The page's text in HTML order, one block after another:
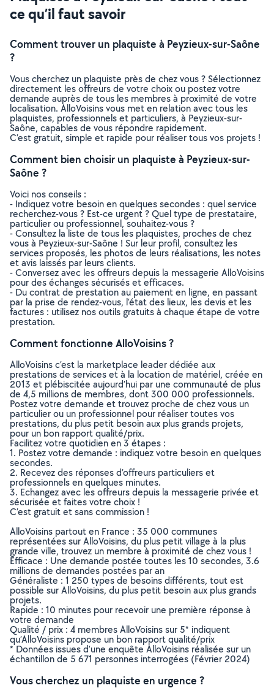
ce qu’il faut savoir
Comment trouver un plaquiste à Peyzieux-sur-Saône
?
Vous cherchez un plaquiste près de chez vous ? Sélectionnez
directement les offreurs de votre choix ou postez votre
demande auprès de tous les membres à proximité de votre
localisation. AlloVoisins vous met en relation avec tous les
plaquistes, professionnels et particuliers, à Peyzieux-sur-
Saône, capables de vous répondre rapidement.
C’est gratuit, simple et rapide pour réaliser tous vos projets !
Comment bien choisir un plaquiste à Peyzieux-sur-
Saône ?
Voici nos conseils :
- Indiquez votre besoin en quelques secondes : quel service
recherchez-vous ? Est-ce urgent ? Quel type de prestataire,
particulier ou professionnel, souhaitez-vous ?
- Consultez la liste de tous les plaquistes, proches de chez
vous à Peyzieux-sur-Saône ! Sur leur profil, consultez les
services proposés, les photos de leurs réalisations, les notes
et avis laissés par leurs clients.
- Conversez avec les offreurs depuis la messagerie AlloVoisins
pour des échanges sécurisés et efficaces.
- Du contrat de prestation au paiement en ligne, en passant
par la prise de rendez-vous, l’état des lieux, les devis et les
factures : utilisez nos outils gratuits à chaque étape de votre
prestation.
Comment fonctionne AlloVoisins ?
AlloVoisins c’est la marketplace leader dédiée aux
prestations de services et à la location de matériel, créée en
2013 et plébiscitée aujourd’hui par une communauté de plus
de 4,5 millions de membres, dont 300 000 professionnels.
Postez votre demande et trouvez proche de chez vous un
particulier ou un professionnel pour réaliser toutes vos
prestations, du plus petit besoin aux plus grands projets,
pour un bon rapport qualité/prix.
Facilitez votre quotidien en 3 étapes :
1. Postez votre demande : indiquez votre besoin en quelques
secondes.
2. Recevez des réponses d’offreurs particuliers et
professionnels en quelques minutes.
3. Echangez avec les offreurs depuis la messagerie privée et
sécurisée et faites votre choix !
C’est gratuit et sans commission !
AlloVoisins partout en France : 35 000 communes
représentées sur AlloVoisins, du plus petit village à la plus
grande ville, trouvez un membre à proximité de chez vous !
Efficace : Une demande postée toutes les 10 secondes, 3.6
millions de demandes postées par an
Généraliste : 1 250 types de besoins différents, tout est
possible sur AlloVoisins, du plus petit besoin aux plus grands
projets.
Rapide : 10 minutes pour recevoir une première réponse à
votre demande
Qualité / prix : 4 membres AlloVoisins sur 5* indiquent
qu’AlloVoisins propose un bon rapport qualité/prix
* Données issues d’une enquête AlloVoisins réalisée sur un
échantillon de 5 671 personnes interrogées (Février 2024)
Vous cherchez un plaquiste en urgence ?